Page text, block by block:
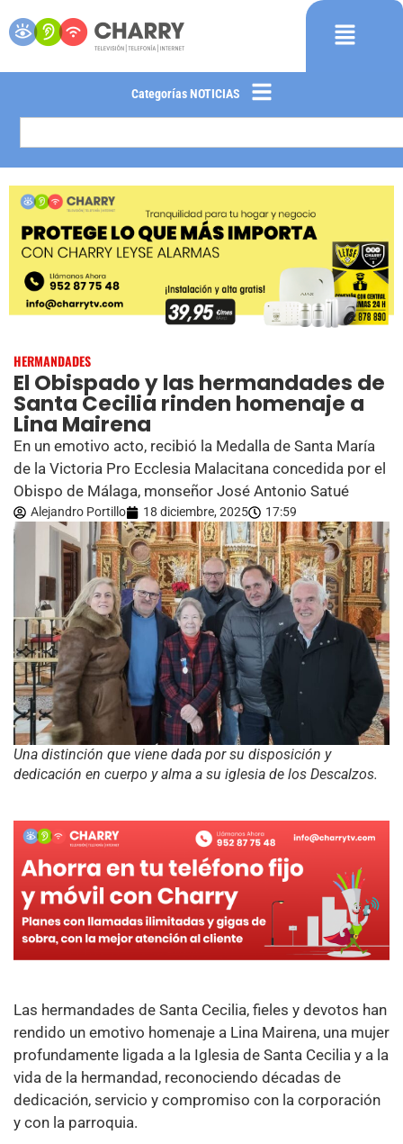
Categorías NOTICIAS
HERMANDADES
El Obispado y las hermandades de
Santa Cecilia rinden homenaje a
Lina Mairena
En un emotivo acto, recibió la Medalla de Santa María
de la Victoria Pro Ecclesia Malacitana concedida por el
Obispo de Málaga, monseñor José Antonio Satué
Alejandro Portillo 18 diciembre, 2025 17:59
Una distinción que viene dada por su disposición y
dedicación en cuerpo y alma a su iglesia de los Descalzos.
Las hermandades de Santa Cecilia, fieles y devotos han
rendido un emotivo homenaje a Lina Mairena, una mujer
profundamente ligada a la Iglesia de Santa Cecilia y a la
vida de la hermandad, reconociendo décadas de
dedicación, servicio y compromiso con la corporación
y con la parroquia.